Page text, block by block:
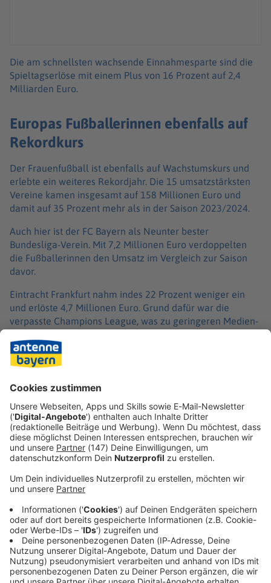
Die am schnellsten wachsende Einnahmesparte sind die
Spieltagserlöse mit einem Plus von 16 Prozent auf 2,4
Milliarden Euro.
Europas Fußballerinnen ebenfalls auf
Rekordkurs
Der Frauenfußball ist ebenfalls auf Wachstumskurs und
erlebte ein weiteres Rekordjahr. Die 15 umsatzstärksten
Vereine kamen insgesamt auf 158 Millionen Euro und
damit auf 35 Prozent mehr als in der Saison 2023/2024.
Auch hier ist der FC Bayern als Neunter bester
Bundesliga-Verein. Mit 7,2 Millionen Euro verdoppelten
die Fußballerinnen den Umsatz im Vergleich zur Saison
davor.
Eintracht Frankfurt nahm indes 22 Prozent weniger ein
und erlöste 4,7 Millionen Euro. Grund dafür war die
verpasste Champions League, was zu geringeren Medien-
Prozent) führte. Dennoch blieben die Frankfurterinnen als
Elfte auf der Liste.
Das Ranking wird vom FC Arsenal (25,6 Millionen Euro),
Barcelona (22 Millionen Euro) angeführt.